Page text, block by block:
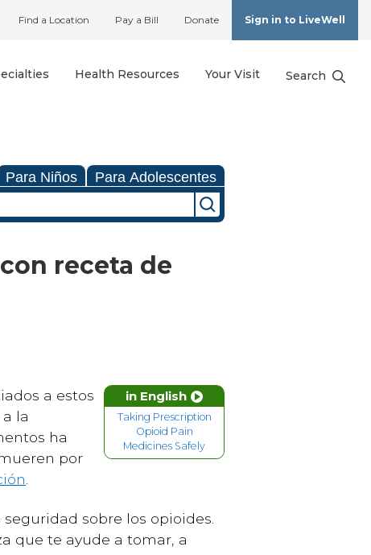
Find a Location Pay a Bill Donate Sign in to LiveWell
Health Resources Your Visit Search
Para Niños Para Adolescentes
receta de
in English
Taking Prescription
Opioid Pain
Medicines Safely
a estos
la
ha
por
sobre los opioides.
que te ayude a tomar, a